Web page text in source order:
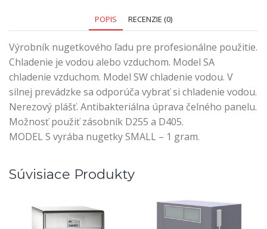
POPIS RECENZIE (0)
Výrobník nugetkového ľadu pre profesionálne použitie.
Chladenie je vodou alebo vzduchom. Model SA
chladenie vzduchom. Model SW chladenie vodou. V
silnej prevádzke sa odporúča vybrať si chladenie vodou.
Nerezový plášť. Antibakteriálna úprava čelného panelu.
Možnosť použiť zásobník D255 a D405.
MODEL S vyrába nugetky SMALL – 1 gram.
Súvisiace Produkty